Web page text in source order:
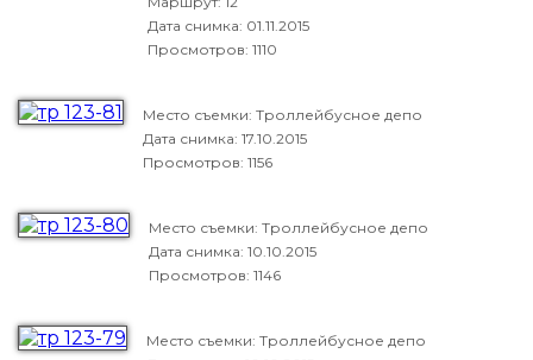
Дата снимка: 01.11.2015
Просмотров: 1110
Место съемки: Троллейбусное депо
Дата снимка: 17.10.2015
Просмотров: 1156
Место съемки: Троллейбусное депо
Дата снимка: 10.10.2015
Просмотров: 1146
Место съемки: Троллейбусное депо